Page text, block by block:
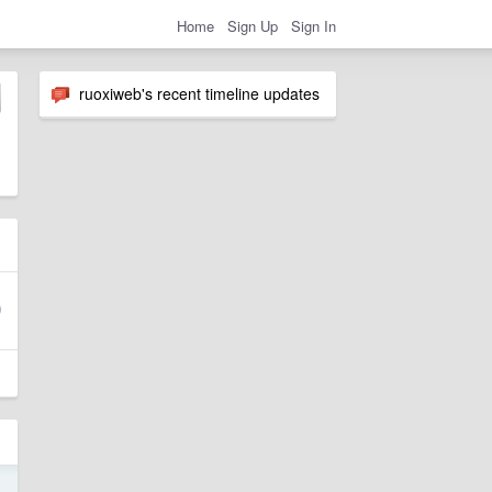
Home Sign Up Sign In
ruoxiweb's recent timeline updates